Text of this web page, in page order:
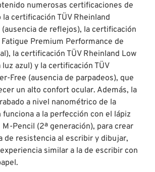
numerosas certificaciones de
certificación TÜV Rheinland
de reflejos), la certificación
Fatigue Premium Performance de
la certificación TÜV Rheinland Low
azul) y la certificación TÜV
Free (ausencia de parpadeos), que
un alto confort ocular. Además, la
a nivel nanométrico de la
a la perfección con el lápiz
M-Pencil (2ª generación), para crear
de resistencia al escribir y dibujar,
similar a la de escribir con